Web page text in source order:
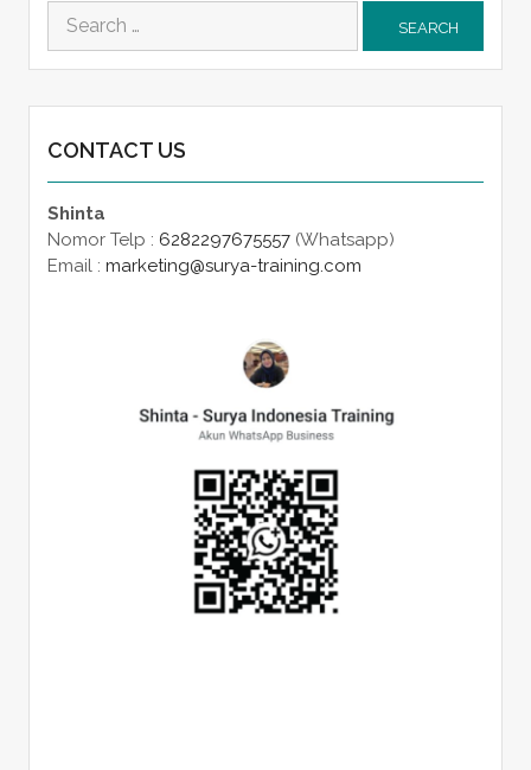
Search
for:
CONTACT US
Shinta
Nomor Telp : 6282297675557(Whatsapp)
Email : marketing@surya-training.com